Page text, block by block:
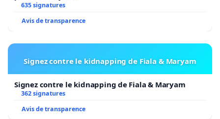
635 signatures
Avis de transparence
Signez contre le kidnapping de Fiala & Maryam
Signez contre le kidnapping de Fiala & Maryam
362 signatures
Avis de transparence